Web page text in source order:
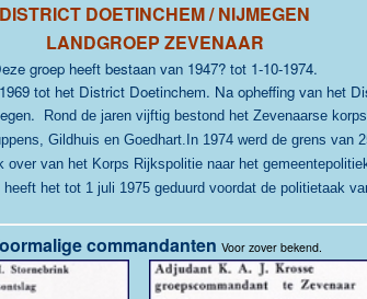
DISTRICT DOETINCHEM / NIJMEGEN
LANDGROEP ZEVENAAR
groep heeft bestaan van 1947? tot 1-10-1974.
tot het District Doetinchem. Na opheffing van het
Rond de jaren vijftig bestond het Zevenaarse
Gildhuis en Goedhart. In 1974 werd de grens van
over van het Korps Rijkspolitie naar het
het tot 1 juli 1975 geduurd voordat de politietaak
commandanten Voor zover bekend.